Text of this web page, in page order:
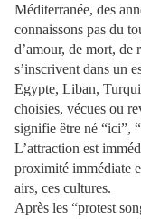
Méditerranée, des
connaissons pas du
d’amour, de mort, de
s’inscrivent dans un
Egypte, Liban,
choisies, vécues ou
signifie être né “ici”,
L’attraction est
proximité immédiate
airs, ces cultures.
Après les “protest